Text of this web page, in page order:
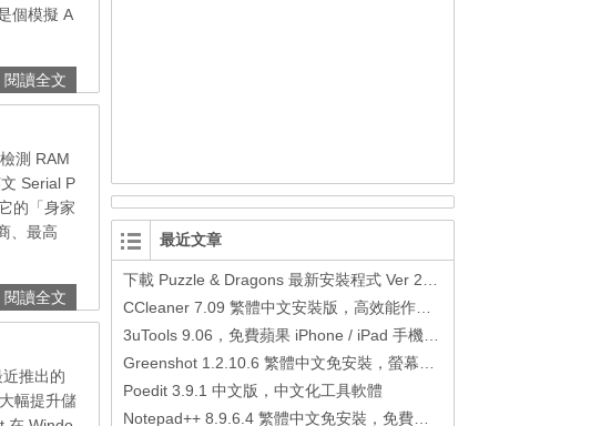
個模擬 A
閱讀全文
測 RAM
Serial P
的「身家
、最高
閱讀全文
推出的
幅提升儲
最近文章
Poedit 3.9.1 中文版，中文化工具軟體